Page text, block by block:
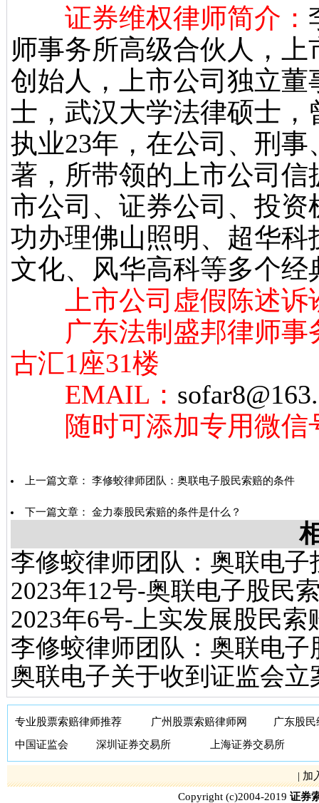
证券维权律师简介：
师事务所高级合伙人，
创始人，上市公司独立
士，武汉大学法律硕士
执业23年，在公司、刑
著，所带领的上市公司
市公司、证券公司、投
功办理佛山照明、超华
文化、风华高科等多个经
上市公司虚假陈述诉
广东法制盛邦律师事
古汇1座31楼
EMAIL：
随时可添加专用微信
上一篇文章： 李修蛟律师团队：奥联电子股民索赔的条件
下一篇文章： 金力泰股民索赔的条件是什么？
李修蛟律师团队：奥联电
2023年12号-奥联电子股民
2023年6号-上实发展股民索
李修蛟律师团队：奥联电
奥联电子关于收到证监会
专业股票索赔律师推荐 广州股票索赔律师网
广东股
中国证监会
深圳证券交易所 上海证券交易所
| 加
Copyright (c)2004-2019 证券